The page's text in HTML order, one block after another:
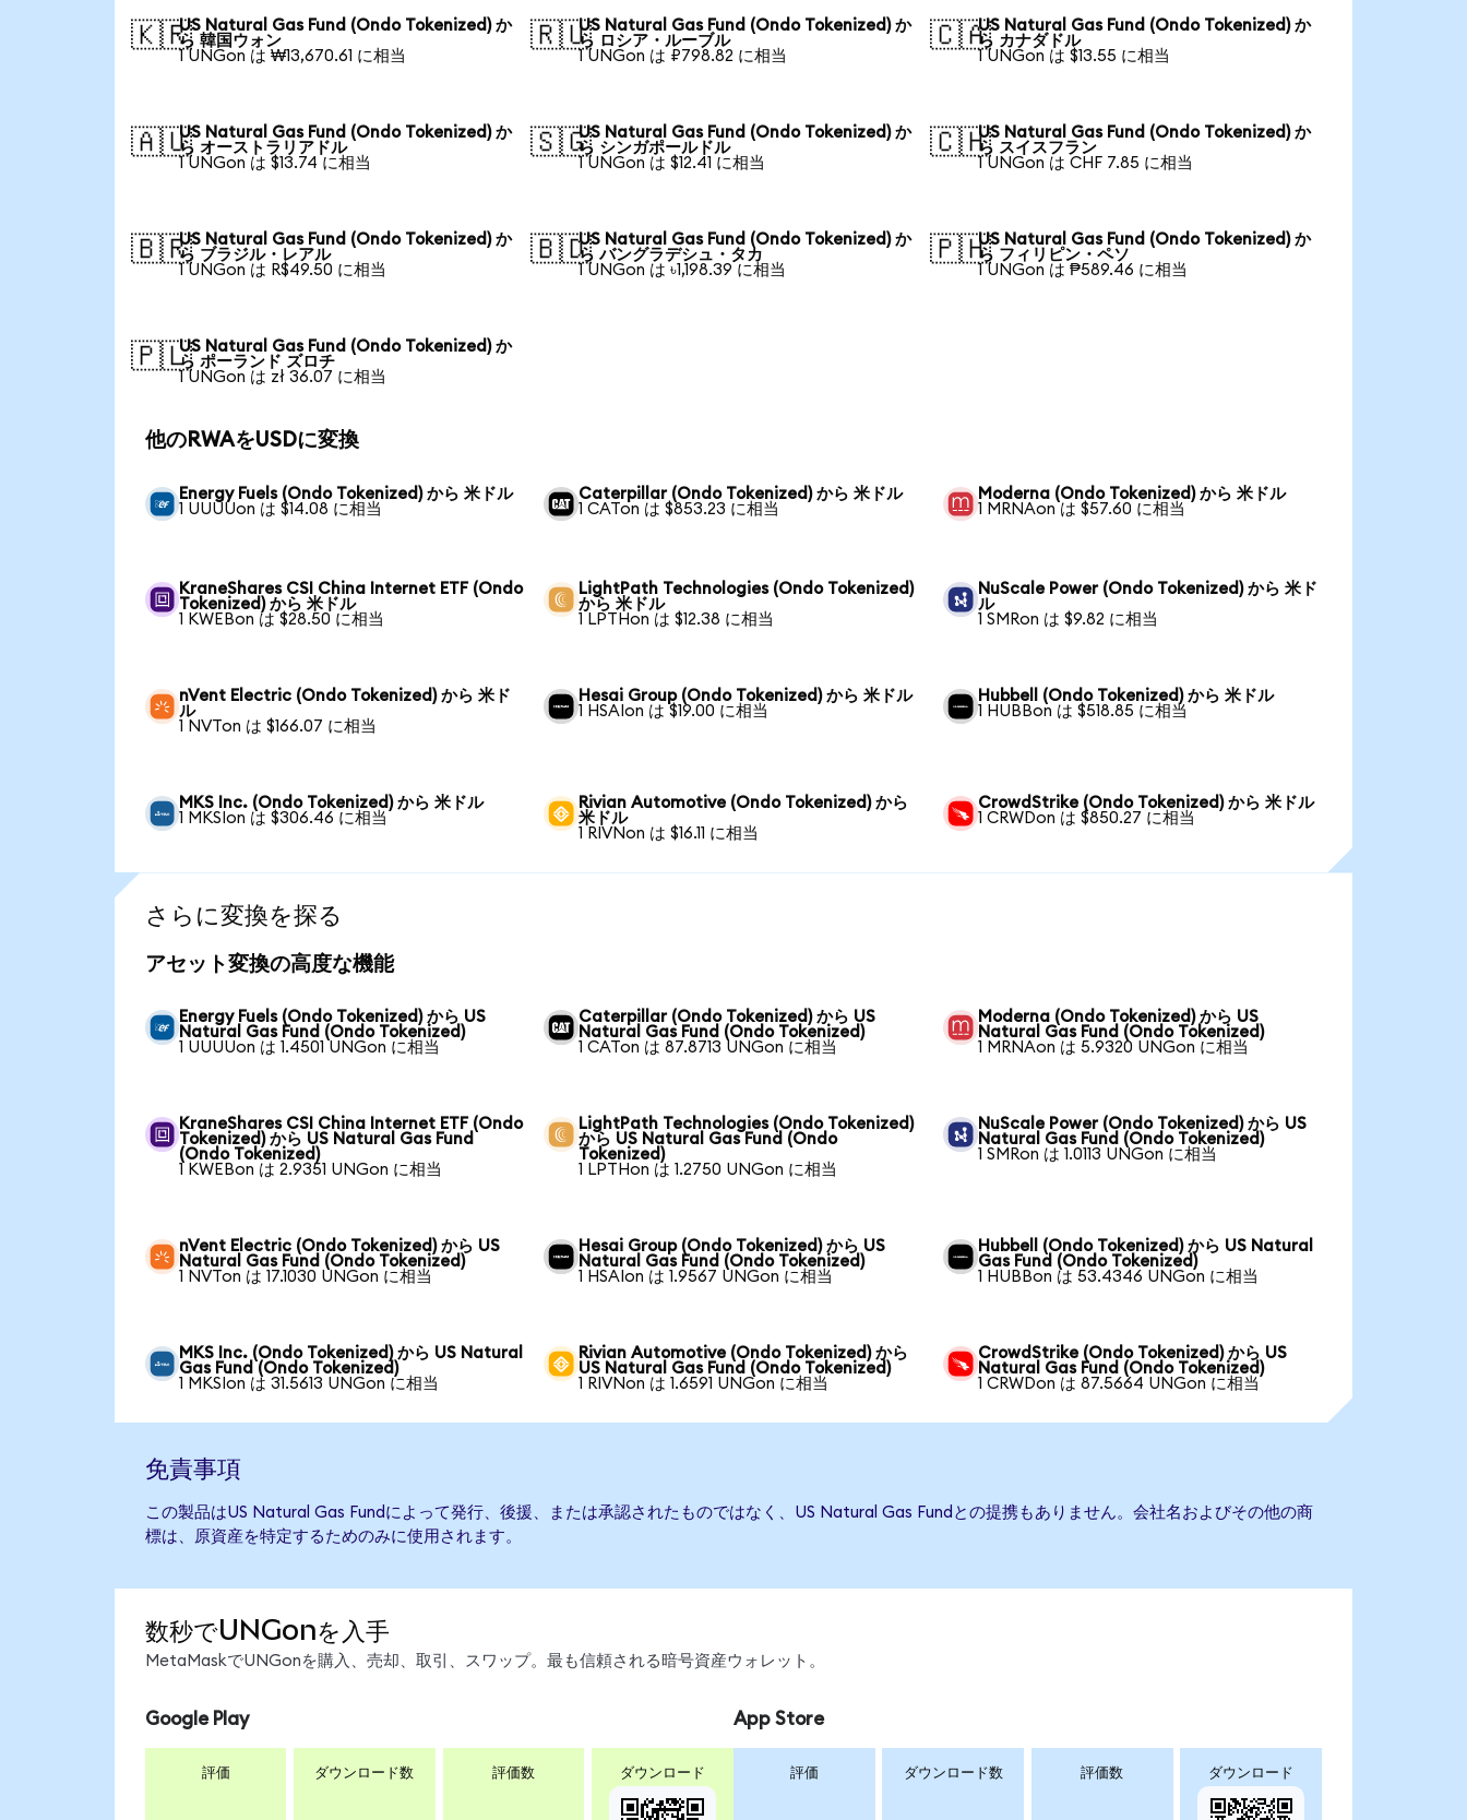
🇰🇷US Natural Gas Fund (Ondo Tokenized) か
ら 韓国ウォン
1 UNGon は ₩13,670.61 に相当
🇷🇺US Natural Gas Fund (Ondo Tokenized) か
ら ロシア・ルーブル
1 UNGon は ₽798.82 に相当
🇨🇦US Natural Gas Fund (Ondo Tokenized) か
ら カナダドル
1 UNGon は $13.55 に相当
🇦🇺US Natural Gas Fund (Ondo Tokenized) か
ら オーストラリアドル
1 UNGon は $13.74 に相当
🇸🇬US Natural Gas Fund (Ondo Tokenized) か
ら シンガポールドル
1 UNGon は $12.41 に相当
🇨🇭US Natural Gas Fund (Ondo Tokenized) か
ら スイスフラン
1 UNGon は CHF 7.85 に相当
🇧🇷US Natural Gas Fund (Ondo Tokenized) か
ら ブラジル・レアル
1 UNGon は R$49.50 に相当
🇧🇩US Natural Gas Fund (Ondo Tokenized) か
ら バングラデシュ・タカ
1 UNGon は ৳1,198.39 に相当
🇵🇭US Natural Gas Fund (Ondo Tokenized) か
ら フィリピン・ペソ
1 UNGon は ₱589.46 に相当
🇵🇱US Natural Gas Fund (Ondo Tokenized) か
ら ポーランド ズロチ
1 UNGon は zł 36.07 に相当
他のRWAをUSDに変換
Energy Fuels (Ondo Tokenized) から 米ドル
1 UUUUon は $14.08 に相当
Caterpillar (Ondo Tokenized) から 米ドル
1 CATon は $853.23 に相当
Moderna (Ondo Tokenized) から 米ドル
1 MRNAon は $57.60 に相当
KraneShares CSI China Internet ETF (Ondo
Tokenized) から 米ドル
1 KWEBon は $28.50 に相当
LightPath Technologies (Ondo Tokenized)
から 米ドル
1 LPTHon は $12.38 に相当
NuScale Power (Ondo Tokenized) から 米ド
ル
1 SMRon は $9.82 に相当
nVent Electric (Ondo Tokenized) から 米ド
ル
1 NVTon は $166.07 に相当
Hesai Group (Ondo Tokenized) から 米ドル
1 HSAIon は $19.00 に相当
Hubbell (Ondo Tokenized) から 米ドル
1 HUBBon は $518.85 に相当
MKS Inc. (Ondo Tokenized) から 米ドル
1 MKSIon は $306.46 に相当
Rivian Automotive (Ondo Tokenized) から
米ドル
1 RIVNon は $16.11 に相当
CrowdStrike (Ondo Tokenized) から 米ドル
1 CRWDon は $850.27 に相当
さらに変換を探る
アセット変換の高度な機能
Energy Fuels (Ondo Tokenized) から US
Natural Gas Fund (Ondo Tokenized)
1 UUUUon は 1.4501 UNGon に相当
Caterpillar (Ondo Tokenized) から US
Natural Gas Fund (Ondo Tokenized)
1 CATon は 87.8713 UNGon に相当
Moderna (Ondo Tokenized) から US
Natural Gas Fund (Ondo Tokenized)
1 MRNAon は 5.9320 UNGon に相当
KraneShares CSI China Internet ETF (Ondo
Tokenized) から US Natural Gas Fund
(Ondo Tokenized)
1 KWEBon は 2.9351 UNGon に相当
LightPath Technologies (Ondo Tokenized)
から US Natural Gas Fund (Ondo
Tokenized)
1 LPTHon は 1.2750 UNGon に相当
NuScale Power (Ondo Tokenized) から US
Natural Gas Fund (Ondo Tokenized)
1 SMRon は 1.0113 UNGon に相当
nVent Electric (Ondo Tokenized) から US
Natural Gas Fund (Ondo Tokenized)
1 NVTon は 17.1030 UNGon に相当
Hesai Group (Ondo Tokenized) から US
Natural Gas Fund (Ondo Tokenized)
1 HSAIon は 1.9567 UNGon に相当
Hubbell (Ondo Tokenized) から US Natural
Gas Fund (Ondo Tokenized)
1 HUBBon は 53.4346 UNGon に相当
MKS Inc. (Ondo Tokenized) から US Natural
Gas Fund (Ondo Tokenized)
1 MKSIon は 31.5613 UNGon に相当
Rivian Automotive (Ondo Tokenized) から
US Natural Gas Fund (Ondo Tokenized)
1 RIVNon は 1.6591 UNGon に相当
CrowdStrike (Ondo Tokenized) から US
Natural Gas Fund (Ondo Tokenized)
1 CRWDon は 87.5664 UNGon に相当
免責事項
この製品はUS Natural Gas Fundによって発行、後援、または承認されたものではなく、US Natural Gas Fundとの提携もありません。会社名およびその他の商
標は、原資産を特定するためのみに使用されます。
数秒でUNGonを入手
MetaMaskでUNGonを購入、売却、取引、スワップ。最も信頼される暗号資産ウォレット。
Google Play
評価 ダウンロード数 評価数 ダウンロード
App Store
評価 ダウンロード数 評価数 ダウンロード